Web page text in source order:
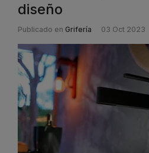
diseño
Publicado en Grifería 03 Oct 2023